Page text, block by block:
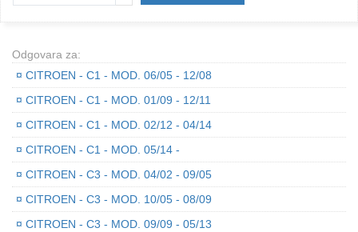
Odgovara za:
¤ CITROEN - C1 - MOD. 06/05 - 12/08
¤ CITROEN - C1 - MOD. 01/09 - 12/11
¤ CITROEN - C1 - MOD. 02/12 - 04/14
¤ CITROEN - C1 - MOD. 05/14 -
¤ CITROEN - C3 - MOD. 04/02 - 09/05
¤ CITROEN - C3 - MOD. 10/05 - 08/09
¤ CITROEN - C3 - MOD. 09/09 - 05/13